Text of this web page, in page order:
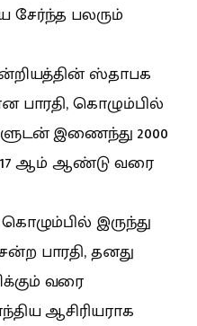
சேர்ந்த பலரும்
ஸ்தாபக
பாரதி, கொழும்பில்
இணைந்து 2000
ஆம் ஆண்டு வரை
இருந்து
பாரதி, தனது
வரை
ஆசிரியராக